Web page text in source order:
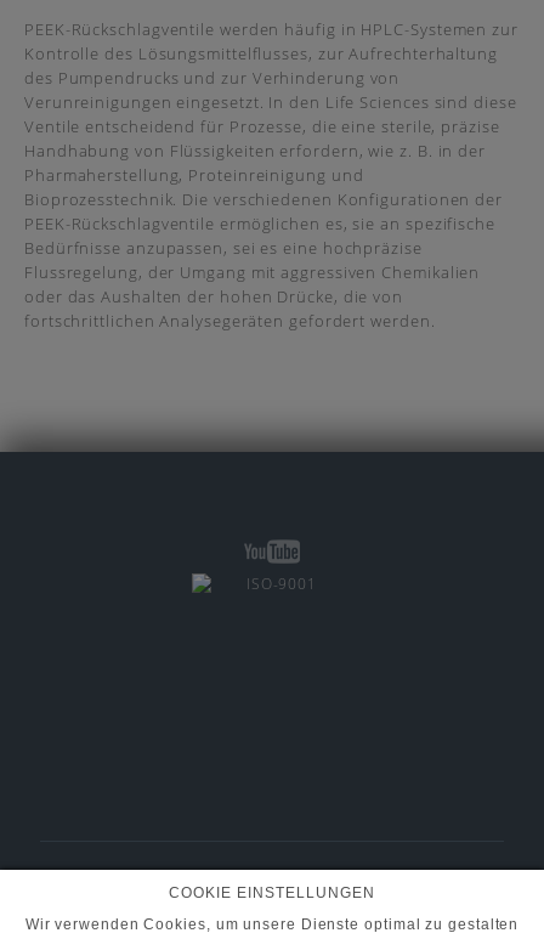
PEEK-Rückschlagventile werden häufig in HPLC-Systemen zur
Kontrolle des Lösungsmittelflusses, zur Aufrechterhaltung
des Pumpendrucks und zur Verhinderung von
Verunreinigungen eingesetzt. In den Life Sciences sind diese
Ventile entscheidend für Prozesse, die eine sterile, präzise
Handhabung von Flüssigkeiten erfordern, wie z. B. in der
Pharmaherstellung, Proteinreinigung und
Bioprozesstechnik. Die verschiedenen Konfigurationen der
PEEK-Rückschlagventile ermöglichen es, sie an spezifische
Bedürfnisse anzupassen, sei es eine hochpräzise
Flussregelung, der Umgang mit aggressiven Chemikalien
oder das Aushalten der hohen Drücke, die von
fortschrittlichen Analysegeräten gefordert werden.
BMT Fluid Control Solutions GmbH
Tel.:+49 (0) 6101 95400-30
E-Mail:info@pumpen-ventile.de
COOKIE EINSTELLUNGEN
Wir verwenden Cookies, um unsere Dienste optimal zu gestalten